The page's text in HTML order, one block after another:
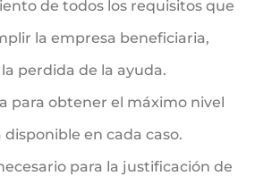
de todos los requisitos que
la empresa beneficiaria,
perdida de la ayuda.
para obtener el máximo nivel
disponible en cada caso.
para la justificación de